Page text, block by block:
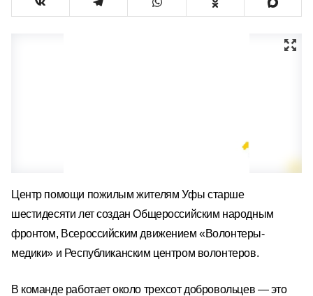
Центр помощи пожилым жителям Уфы старше
шестидесяти лет создан Общероссийским народным
фронтом, Всероссийским движением «Волонтеры-
медики» и Республиканским центром волонтеров.
В команде работает около трехсот добровольцев — это